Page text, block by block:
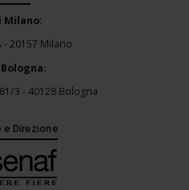
Milano:
- 20157 Milano
3 - 40128 Bologna
e Direzione